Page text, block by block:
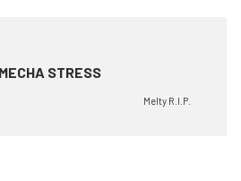
STRESS
Melty R.I.P.